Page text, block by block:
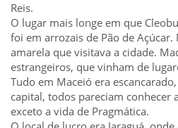
Reis.
O lugar mais longe em que
foi em arrozais de Pão de
amarela que visitava a cidade.
estrangeiros, que vinham de
Tudo em Maceió era
capital, todos pareciam conhecer
exceto a vida de Pragmática.